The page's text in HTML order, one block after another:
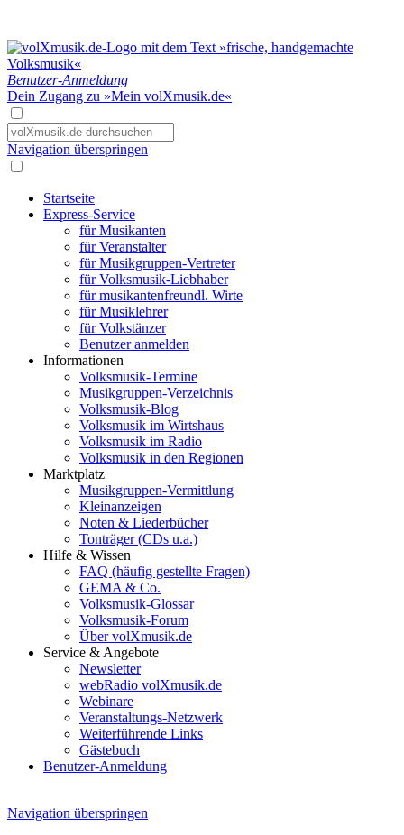
Benutzer-Anmeldung
Dein Zugang zu »Mein volXmusik.de«
Navigation überspringen
Startseite
Express-Service
für Musikanten
für Veranstalter
für Musikgruppen-Vertreter
für Volksmusik-Liebhaber
für musikantenfreundl. Wirte
für Musiklehrer
für Volkstänzer
Benutzer anmelden
Informationen
Volksmusik-Termine
Musikgruppen-Verzeichnis
Volksmusik-Blog
Volksmusik im Wirtshaus
Volksmusik im Radio
Volksmusik in den Regionen
Marktplatz
Musikgruppen-Vermittlung
Kleinanzeigen
Noten & Liederbücher
Tonträger (CDs u.a.)
Hilfe & Wissen
FAQ (häufig gestellte Fragen)
GEMA & Co.
Volksmusik-Glossar
Volksmusik-Forum
Über volXmusik.de
Service & Angebote
Newsletter
webRadio volXmusik.de
Webinare
Veranstaltungs-Netzwerk
Weiterführende Links
Gästebuch
Benutzer-Anmeldung
Navigation überspringen